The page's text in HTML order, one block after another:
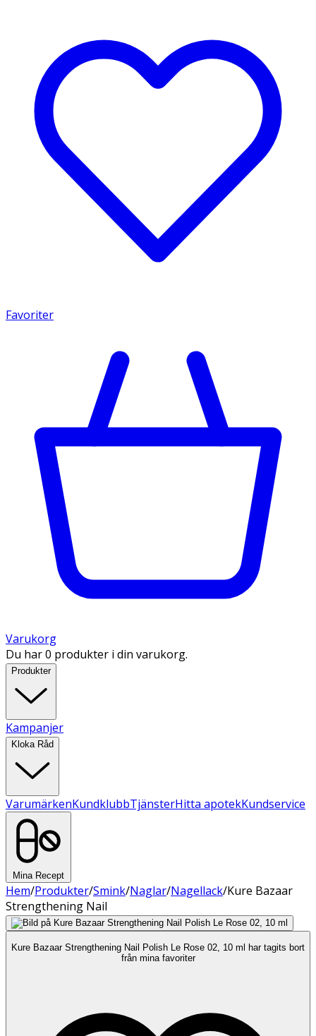
Favoriter
Varukorg
Du har 0 produkter i din varukorg.
Produkter
Kampanjer
Kloka Råd
VarumärkenKundklubbTjänsterHitta apotekKundservice
Mina Recept
Hem/Produkter/Smink/Naglar/Nagellack/Kure Bazaar
Strengthening Nail
Kure Bazaar Strengthening Nail Polish Le Rose 02, 10 ml har tagits bort
från mina favoriter